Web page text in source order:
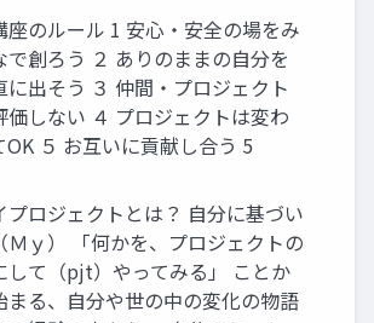
座のルール 1 安心・安全の場をみ
で創ろう ２ ありのままの自分を
に出そう ３ 仲間・プロジェクト
価しない ４ プロジェクトは変わ
OK ５ お互いに貢献し合う 5
プロジェクトとは？ 自分に基づい
Ｍｙ） 「何かを、プロジェクトの
して（pjt）やってみる」 ことか
まる、自分や世の中の変化の物語